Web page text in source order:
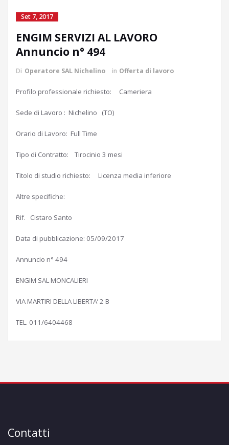
Set 7, 2017
ENGIM SERVIZI AL LAVORO
Annuncio n° 494
Di Operatore SAL Nichelino in Offerta di lavoro
Profilo professionale richiesto: Cameriera
Sede di Lavoro : Nichelino (TO)
Orario di Lavoro: Full Time
Tipo di Contratto: Tirocinio 3 mesi
Titolo di studio richiesto: Licenza media inferiore
Altre specifiche:
Rif. Cistaro Santo
Data di pubblicazione: 05/09/2017
Annuncio n° 494
ENGIM SAL MONCALIERI
VIA MARTIRI DELLA LIBERTA’ 2 B
TEL. 011/6404468
Contatti